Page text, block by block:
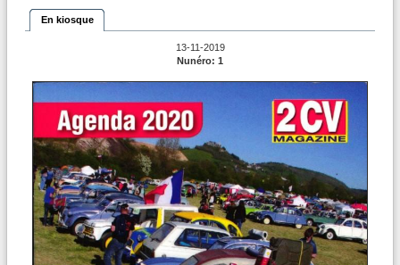
En kiosque
13-11-2019
Nunéro: 1